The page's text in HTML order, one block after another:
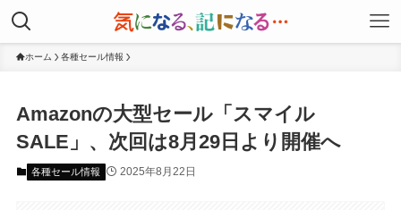
ホーム 各種セール情報
Amazonの大型セール「スマイル
SALE」、次回は8月29日より開催へ
各種セール情報 2025年8月22日